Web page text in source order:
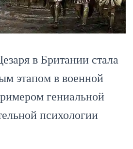
в Британии стала
этапом в военной
гениальной
психологии